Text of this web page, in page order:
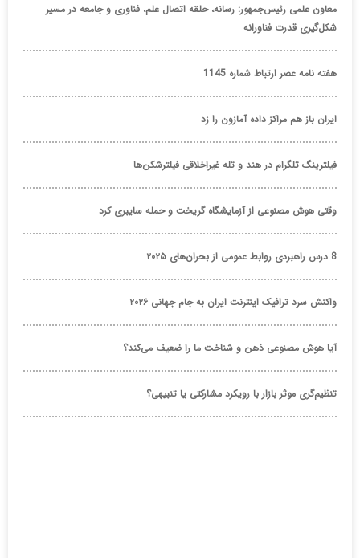
معاون علمی رئیس‌جمهور: رسانه، حلقه اتصال علم، فناوری و جامعه در مسیر
شکل‌گیری قدرت فناورانه
هفته نامه عصر ارتباط شماره 1145
ایران باز هم مراکز داده آمازون را زد
فیلترینگ تلگرام در هند و تله غیراخلاقی فیلترشکن‌ها
وقتی هوش مصنوعی از آزمایشگاه گریخت و حمله سایبری کرد
8 درس راهبردی روابط عمومی از بحران‌های ۲۰۲۵
واکنش سرد ترافیک اینترنت ایران به جام جهانی ۲۰۲۶
آیا هوش مصنوعی ذهن و شناخت ما را ضعیف می‌کند؟
تنظیم‌گری موثر بازار با رویکرد مشارکتی یا تنبیهی؟